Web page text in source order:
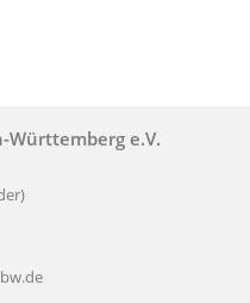
Württemberg e.V.